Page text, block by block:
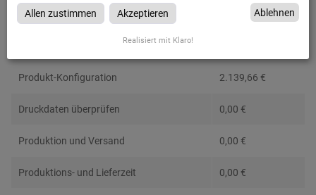
Alle Preise im Überblick
Produkt-Konfiguration 2.139,66 €
Druckdaten überprüfen 0,00 €
Produktion und Versand 0,00 €
Produktions- und Lieferzeit 0,00 €
Allen zustimmen Akzeptieren Ablehnen
Realisiert mit Klaro!